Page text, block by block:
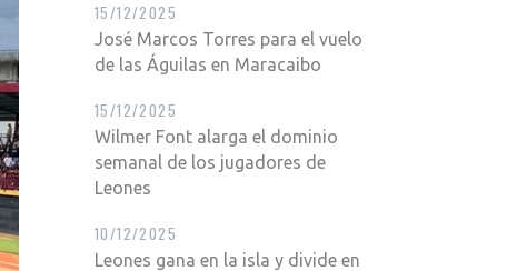
José Marcos Torres para el vuelo
de las Águilas en Maracaibo
15/12/2025
Wilmer Font alarga el dominio
semanal de los jugadores de
Leones
15/12/2025
Leones gana en la isla y divide en
10/12/2025